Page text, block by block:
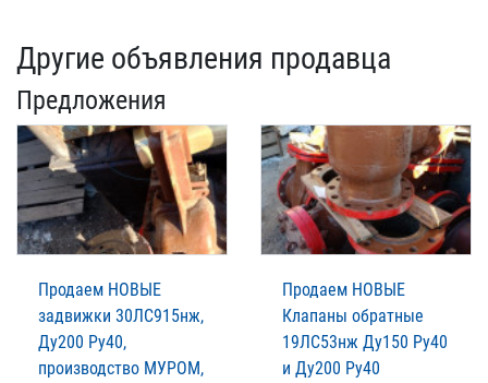
Другие объявления продавца
Предложения
Продаем НОВЫЕ
задвижки 30ЛС915нж,
Ду200 Ру40,
производство МУРОМ,
Продаем НОВЫЕ
Клапаны обратные
19ЛС53нж Ду150 Ру40
и Ду200 Ру40